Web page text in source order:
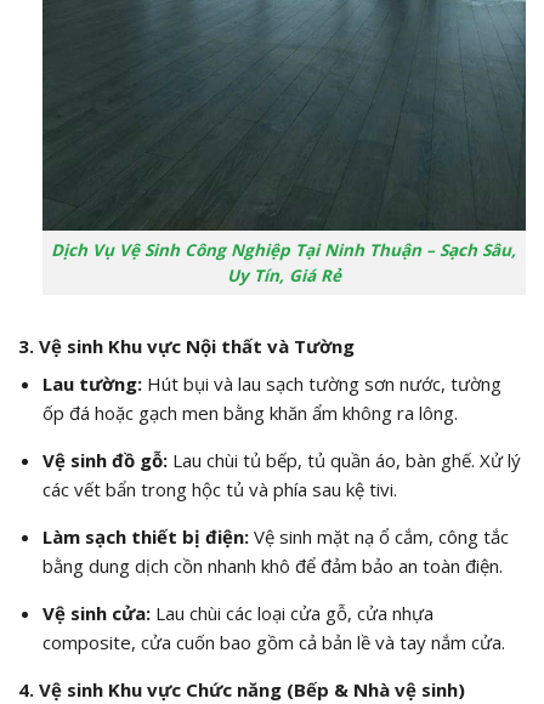
Dịch Vụ Vệ Sinh Công Nghiệp Tại Ninh Thuận – Sạch Sâu,
Uy Tín, Giá Rẻ
3. Vệ sinh Khu vực Nội thất và Tường
Lau tường:Hút bụi và lau sạch tường sơn nước, tường
ốp đá hoặc gạch men bằng khăn ẩm không ra lông.
Vệ sinh đồ gỗ:Lau chùi tủ bếp, tủ quần áo, bàn ghế. Xử lý
các vết bẩn trong hộc tủ và phía sau kệ tivi.
Làm sạch thiết bị điện:Vệ sinh mặt nạ ổ cắm, công tắc
bằng dung dịch cồn nhanh khô để đảm bảo an toàn điện.
Vệ sinh cửa:Lau chùi các loại cửa gỗ, cửa nhựa
composite, cửa cuốn bao gồm cả bản lề và tay nắm cửa.
4. Vệ sinh Khu vực Chức năng (Bếp & Nhà vệ sinh)